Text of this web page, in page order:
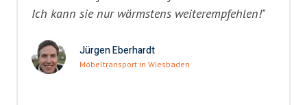
Ich kann sie nur wärmstens weiterempfehlen!"
Jürgen Eberhardt
Möbeltransport in Wiesbaden